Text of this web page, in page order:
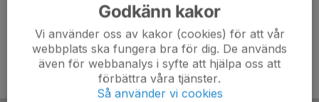
Godkänn kakor
Vi använder oss av kakor (cookies) för att vår
webbplats ska fungera bra för dig. De används
även för webbanalys i syfte att hjälpa oss att
förbättra våra tjänster.
Så använder vi cookies